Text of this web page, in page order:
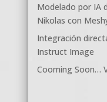
Modelado por IA
Nikolas con
Integración
Instruct Image
Cooming Soon…